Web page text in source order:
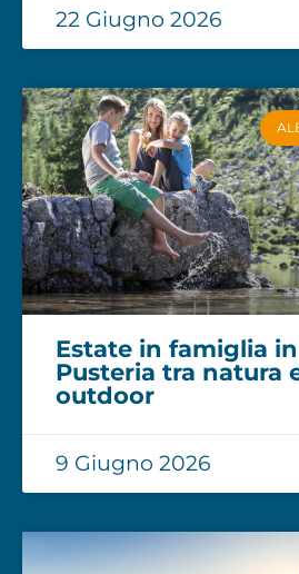
22 Giugno 2026
Estate in famiglia
Pusteria tra natura
outdoor
9 Giugno 2026